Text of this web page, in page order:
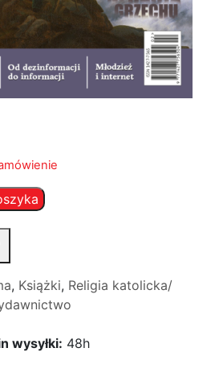
, Książki, Religia katolicka/
wysyłki: 48h